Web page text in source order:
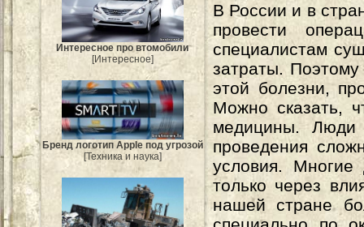
Интересное про втомобили
[Интересное]
Бренд логотип Apple под угрозой
[Техника и наука]
В России и в
провести
специалистам
затраты.
этой болезни,
Можно сказать,
медицины. Люди
проведения
условия. Многие
только через
нашей стране